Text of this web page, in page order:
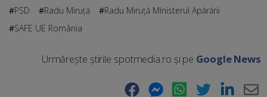
PSD Radu Miruță
Radu Miruță MInisterul Apărării
SAFE UE România
Urmărește știrile spotmedia.ro și pe Google News
Facebook Messenger WhatsApp Twitter LinkedIn